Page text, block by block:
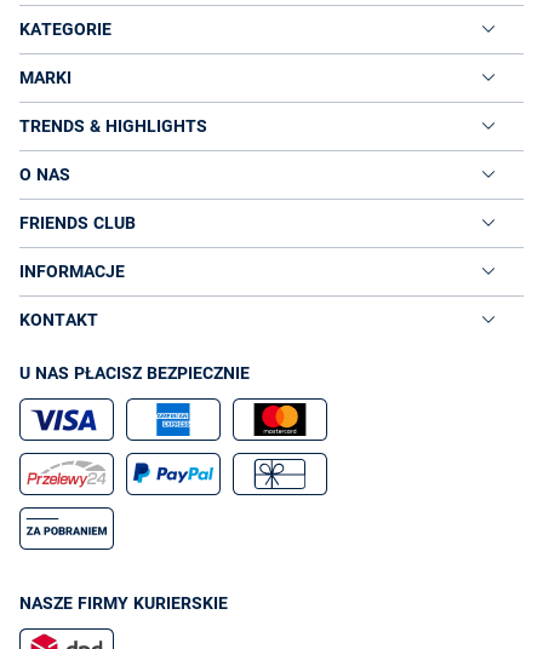
KATEGORIE
MARKI
TRENDS & HIGHLIGHTS
O NAS
FRIENDS CLUB
INFORMACJE
KONTAKT
U NAS PŁACISZ BEZPIECZNIE
NASZE FIRMY KURIERSKIE